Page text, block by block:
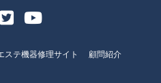
ステ機器修理サイト 顧問紹介